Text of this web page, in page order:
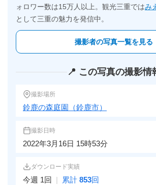
ォロワー数は15万人以上。観光三重ではみ
として三重の魅力を発信中。
撮影者の写真一覧を見る
📍 この写真の撮影情
撮影場所
鈴鹿の森庭園（鈴鹿市）
撮影日時
2022年3月16日 15時53分
ダウンロード実績
今週 1回 | 累計 853回